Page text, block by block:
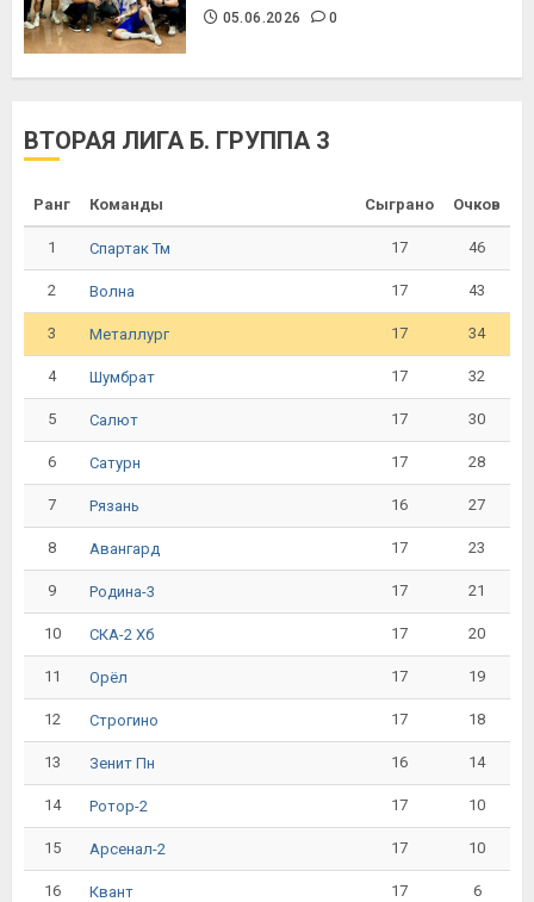
05.06.2026 0
ВТОРАЯ ЛИГА Б. ГРУППА 3
Ранг Команды Сыграно Очков
1 Спартак Тм 17 46
2 Волна 17 43
3 Металлург 17 34
4 Шумбрат 17 32
5 Салют 17 30
6 Сатурн 17 28
7 Рязань 16 27
8 Авангард 17 23
9 Родина-3 17 21
10 СКА-2 Хб 17 20
11 Орёл 17 19
12 Строгино 17 18
13 Зенит Пн 16 14
14 Ротор-2 17 10
15 Арсенал-2 17 10
16 Квант 17 6